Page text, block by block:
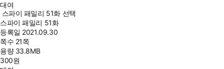
대여
스파이 패밀리 51화 선택
스파이 패밀리 51화
등록일 2021.09.30
쪽수 21쪽
용량 33.8MB
300원